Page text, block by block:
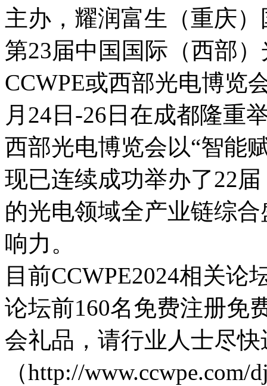
主办，耀润富生（重庆
第23届中国国际（西部
CCWPE或西部光电博览
月24日-26日在成都隆重
西部光电博览会以“智能
现已连续成功举办了22
的光电领域全产业链综
响力。
目前CCWPE2024相关
论坛前160名免费注册免
会礼品，请行业人士尽
（http://www.ccwpe.com/